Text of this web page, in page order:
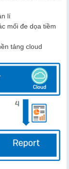
lí
mối đe dọa tiềm
tảng cloud